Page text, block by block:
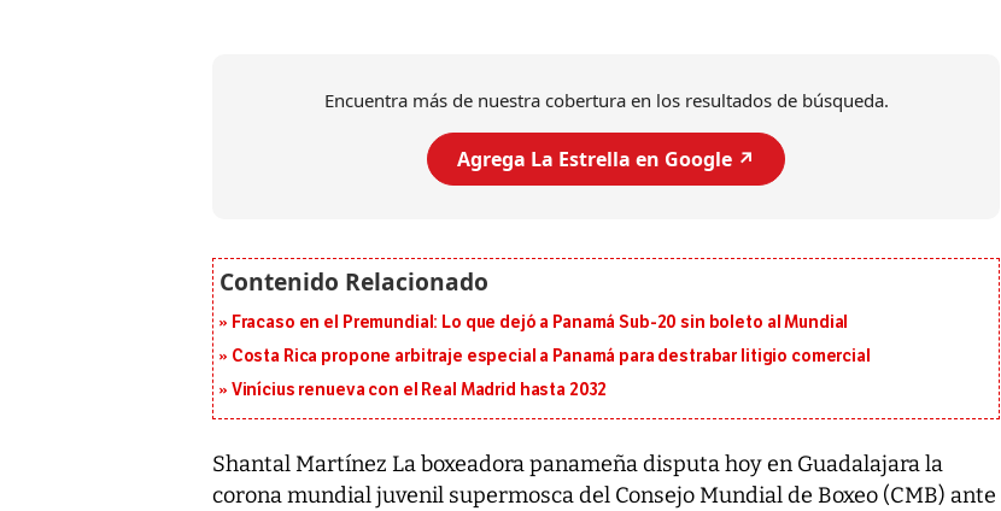
Encuentra más de nuestra cobertura en los resultados de búsqueda.
Agrega La Estrella en Google ↗️
Fracaso en el Premundial: Lo que dejó a Panamá Sub-20 sin boleto al Mundial
Costa Rica propone arbitraje especial a Panamá para destrabar litigio comercial
Vinícius renueva con el Real Madrid hasta 2032
Shantal Martínez La boxeadora panameña disputa hoy en Guadalajara la
corona mundial juvenil supermosca del Consejo Mundial de Boxeo (CMB) ante
Entre recuerdos y escuetas
da Silva, oficializó este domingo su
candidatura ...